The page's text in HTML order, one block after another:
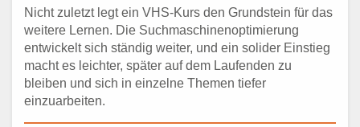
Nicht zuletzt legt ein VHS-Kurs den Grundstein für das
weitere Lernen. Die Suchmaschinenoptimierung
entwickelt sich ständig weiter, und ein solider Einstieg
macht es leichter, später auf dem Laufenden zu
bleiben und sich in einzelne Themen tiefer
einzuarbeiten.